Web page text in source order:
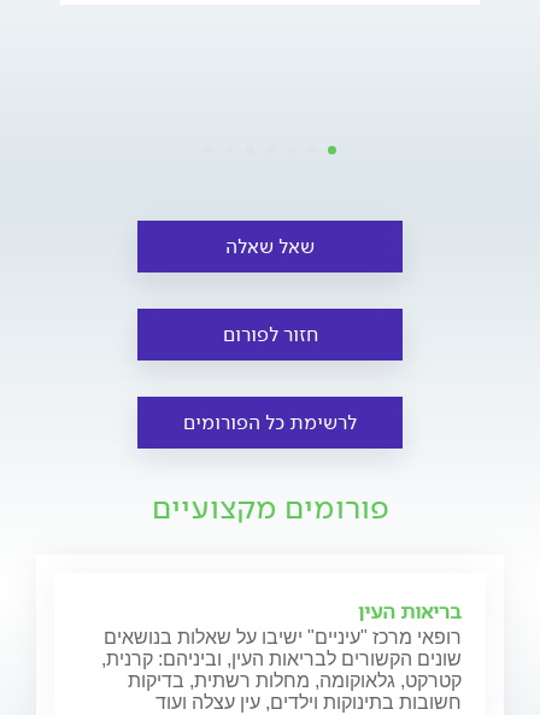
שאל שאלה
חזור לפורום
לרשימת כל הפורומים
פורומים מקצועיים
בריאות העין
רופאי מרכז "עיניים" ישיבו על שאלות בנושאים
שונים הקשורים לבריאות העין, וביניהם: קרנית,
קטרקט, גלאוקומה, מחלות רשתית, בדיקות
חשובות בתינוקות וילדים, עין עצלה ועוד